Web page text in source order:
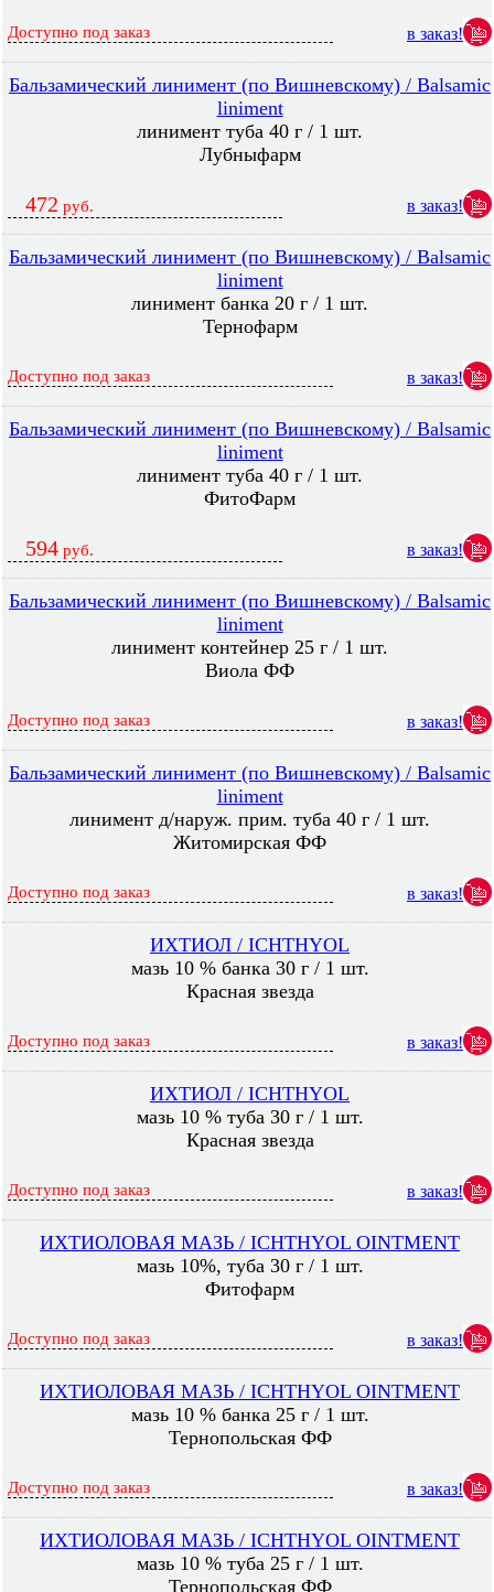
Доступно под заказ в заказ!
Бальзамический линимент (по Вишневскому) / Balsamic
liniment
линимент туба 40 г / 1 шт.
Лубныфарм
472 руб. в заказ!
Бальзамический линимент (по Вишневскому) / Balsamic
liniment
линимент банка 20 г / 1 шт.
Тернофарм
Доступно под заказ в заказ!
Бальзамический линимент (по Вишневскому) / Balsamic
liniment
линимент туба 40 г / 1 шт.
ФитоФарм
594 руб. в заказ!
Бальзамический линимент (по Вишневскому) / Balsamic
liniment
линимент контейнер 25 г / 1 шт.
Виола ФФ
Доступно под заказ в заказ!
Бальзамический линимент (по Вишневскому) / Balsamic
liniment
линимент д/наруж. прим. туба 40 г / 1 шт.
Житомирская ФФ
Доступно под заказ в заказ!
ИХТИОЛ / ICHTHYOL
мазь 10 % банка 30 г / 1 шт.
Красная звезда
Доступно под заказ в заказ!
ИХТИОЛ / ICHTHYOL
мазь 10 % туба 30 г / 1 шт.
Красная звезда
Доступно под заказ в заказ!
ИХТИОЛОВАЯ МАЗЬ / ICHTHYOL OINTMENT
мазь 10%, туба 30 г / 1 шт.
Фитофарм
Доступно под заказ в заказ!
ИХТИОЛОВАЯ МАЗЬ / ICHTHYOL OINTMENT
мазь 10 % банка 25 г / 1 шт.
Тернопольская ФФ
Доступно под заказ в заказ!
ИХТИОЛОВАЯ МАЗЬ / ICHTHYOL OINTMENT
мазь 10 % туба 25 г / 1 шт.
Тернопольская ФФ